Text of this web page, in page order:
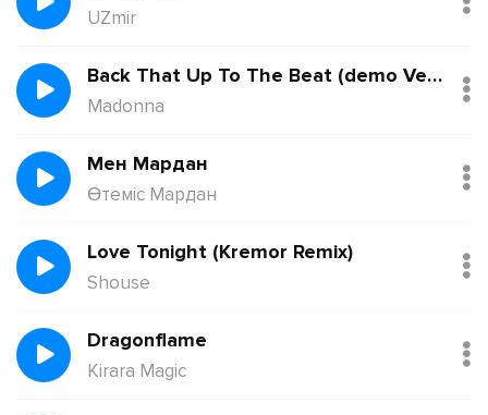
UZmir
Back That Up To The Beat (demo Version)
Madonna
Мен Мардан
Өтеміс Мардан
Love Tonight (Kremor Remix)
Shouse
Dragonflame
Kirara Magic